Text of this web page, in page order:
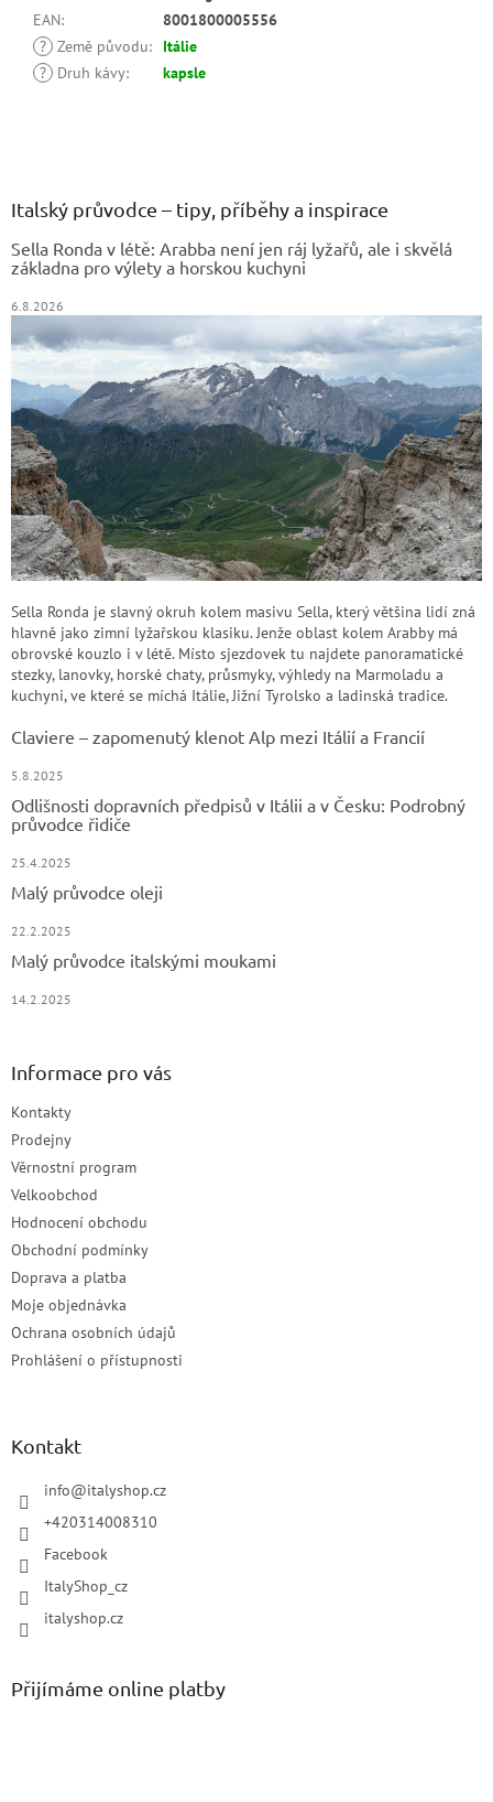
EAN:
8001800005556
? Země původu:
Itálie
?
Druh kávy: kapsle
Italský průvodce – tipy, příběhy a inspirace
Sella Ronda v létě: Arabba není jen ráj lyžařů, ale i skvělá
základna pro výlety a horskou kuchyni
6.8.2026
Sella Ronda je slavný okruh kolem masivu Sella, který většina lidí zná
hlavně jako zimní lyžařskou klasiku. Jenže oblast kolem Arabby má
obrovské kouzlo i v létě. Místo sjezdovek tu najdete panoramatické
stezky, lanovky, horské chaty, průsmyky, výhledy na Marmoladu a
kuchyni, ve které se míchá Itálie, Jižní Tyrolsko a ladinská tradice.
Claviere – zapomenutý klenot Alp mezi Itálií a Francií
5.8.2025
Odlišnosti dopravních předpisů v Itálii a v Česku: Podrobný
průvodce řidiče
25.4.2025
Malý průvodce oleji
22.2.2025
Malý průvodce italskými moukami
14.2.2025
Informace pro vás
Kontakty
Prodejny
Věrnostní program
Velkoobchod
Hodnocení obchodu
Obchodní podmínky
Doprava a platba
Moje objednávka
Ochrana osobních údajů
Prohlášení o přístupnosti
Kontakt
info@italyshop.cz
+420314008310
Facebook
ItalyShop_cz
italyshop.cz
Přijímáme online platby